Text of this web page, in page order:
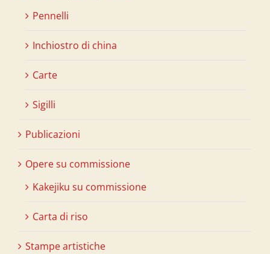
Pennelli
Inchiostro di china
Carte
Sigilli
Publicazioni
Opere su commissione
Kakejiku su commissione
Carta di riso
Stampe artistiche